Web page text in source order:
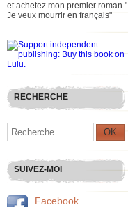
et achetez mon premier roman "
Je veux mourrir en français"
RECHERCHE
SUIVEZ-MOI
Facebook